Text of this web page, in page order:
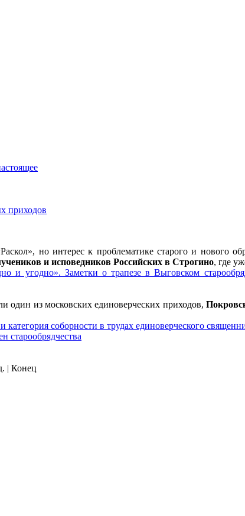
приходов
но интерес к проблематике старого и нового
и исповедников Российских в Строгино, где
угодно». Заметки о трапезе в Выговском
один из московских единоверческих приходов,
соборности в трудах единоверческого
старообрядчества
| Конец